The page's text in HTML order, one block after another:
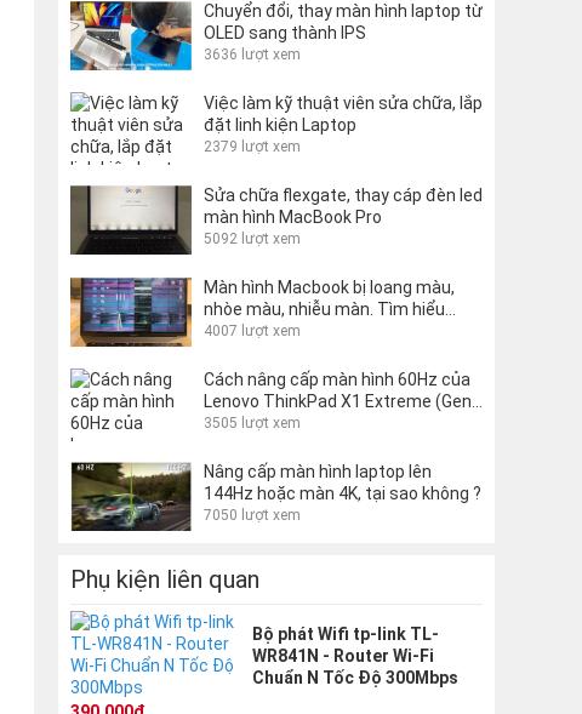
Chuyển đổi, thay màn hình laptop từ
OLED sang thành IPS
3636 lượt xem
Việc làm kỹ thuật viên sửa chữa, lắp
đặt linh kiện Laptop
2379 lượt xem
Sửa chữa flexgate, thay cáp đèn led
màn hình MacBook Pro
5092 lượt xem
Màn hình Macbook bị loang màu,
nhòe màu, nhiễu màn. Tìm hiểu
nguyên nhân và cách khắc phục
4007 lượt xem
Cách nâng cấp màn hình 60Hz của
Lenovo ThinkPad X1 Extreme (Gen
1 và 2) lên 144Hz
3505 lượt xem
Nâng cấp màn hình laptop lên
144Hz hoặc màn 4K, tại sao không ?
7050 lượt xem
Phụ kiện liên quan
Bộ phát Wifi tp-link TL-
WR841N - Router Wi-Fi
Chuẩn N Tốc Độ 300Mbps